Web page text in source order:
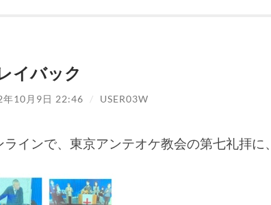
イバック
年10月9日 22:46 / USER03W
ラインで、東京アンテオケ教会の第七礼拝に